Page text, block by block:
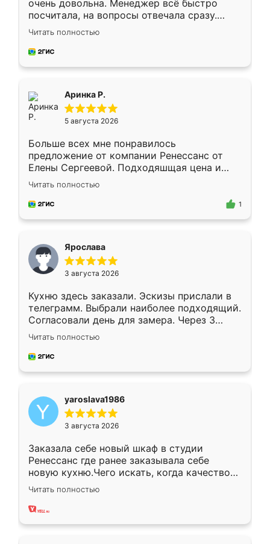
очень довольна. Менеджер всё быстро
посчитала, на вопросы отвечала сразу.
Замерщик приехал в субботу, подошёл к
делу со всей ответственностью. Собрали
за день, ребята работали аккуратно, даже
Читать полностью
Аринка Р.
5 августа 2026
Больше всех мне понравилось
предложение от компании Ренессанс от
Елены Сергеевой. Подходяшщая цена и
короткие сроки изготовления. Приехавший
для замера сотрудник Владислав
предложил по моему эскизу самый
Читать полностью
1
Ярослава
3 августа 2026
Кухню здесь заказали. Эскизы прислали в
телеграмм. Выбрали наиболее подходящий.
Согласовали день для замера. Через 3
недели кухня была уже готова. Остались
довольны работой. Спасибо Ренессанс
мебель за качественную работу!
Читать полностью
yaroslava1986
3 августа 2026
Заказала себе новый шкаф в студии
Ренессанс где ранее заказывала себе
новую кухню.Чего искать, когда качеством
вполне довольна. Служит кухня уже почти
два года, нареканий нет.
Читать полностью